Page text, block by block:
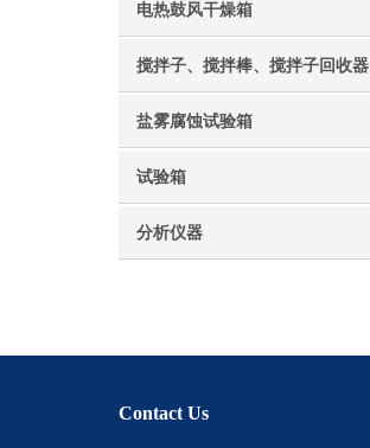
电热鼓风干燥箱
搅拌子、搅拌棒、搅拌子回收器
盐雾腐蚀试验箱
试验箱
分析仪器
Contact Us